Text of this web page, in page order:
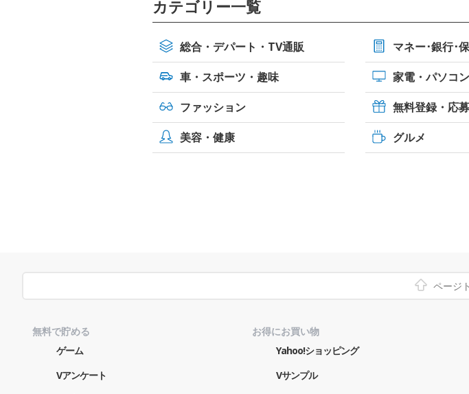
カテゴリー一覧
総合・デパート・TV通販 マネー･銀行･
車・スポーツ・ 趣味 家電・パソコ
ファッション
無料登録・応
美容・健康
グルメ
ページ
無料で貯める
ゲーム
Vアンケート
お得にお買い物
Yahoo!ショッピング
Vサンプル